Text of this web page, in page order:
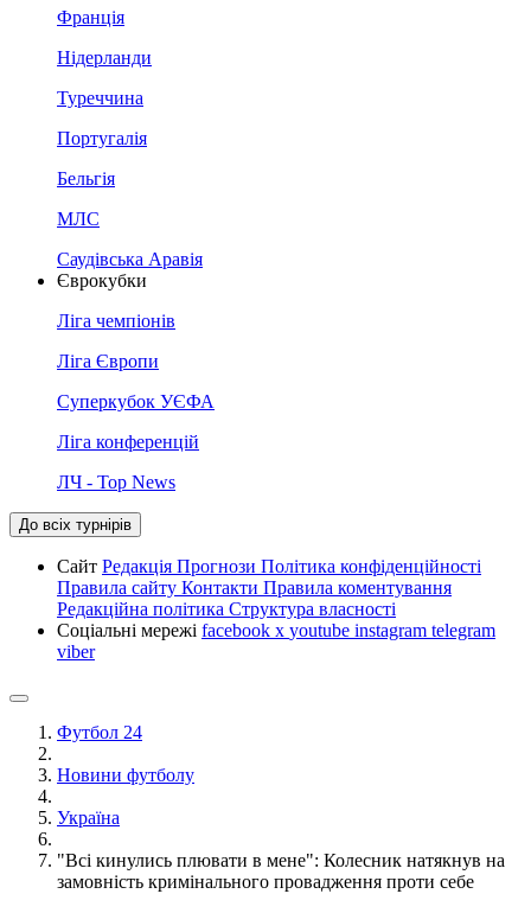
Франція
Нідерланди
Туреччина
Португалія
Бельгія
МЛС
Саудівська Аравія
Єврокубки
Ліга чемпіонів
Ліга Європи
Суперкубок УЄФА
Ліга конференцій
ЛЧ - Top News
До всіх турнірів
Сайт Редакція Прогнози Політика конфіденційності
Правила сайту Контакти Правила коментування
Редакційна політика Структура власності
Соціальні мережі facebook x youtube instagram telegram
viber
Футбол 24
Новини футболу
Україна
"Всі кинулись плювати в мене": Колесник натякнув на
замовність кримінального провадження проти себе